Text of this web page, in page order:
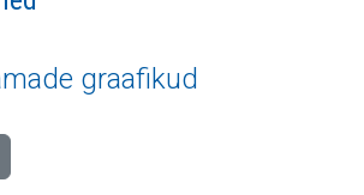
graafikud